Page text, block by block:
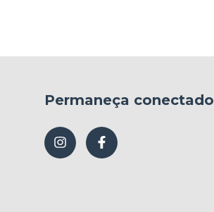
Permaneça conectado